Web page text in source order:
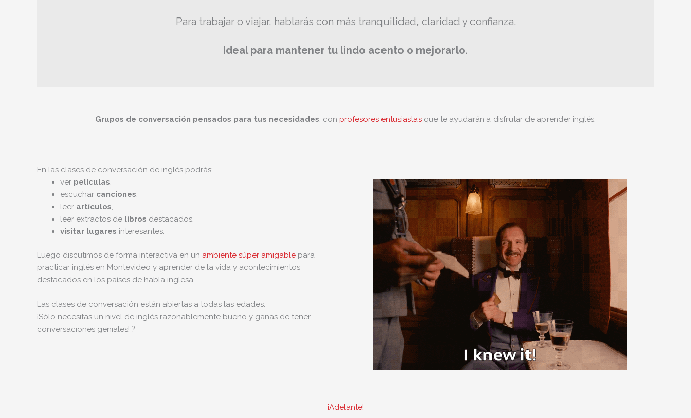
Para trabajar o viajar, hablarás con más tranquilidad, claridad y confianza.
Ideal para mantener tu lindo acento o mejorarlo.
Grupos de conversación pensados para tus necesidades , con profesores entusiastas que te ayudarán a disfrutar de aprender inglés.
En las clases de conversación de inglés podrás:
ver películas
escuchar canciones
leer artículos
leer extractos de libros destacados,
visitar lugares interesantes.
Luego discutimos de forma interactiva en un ambiente súper amigable para
practicar inglés en Montevideo y aprender de la vida y acontecimientos
destacados en los países de habla inglesa.
Las clases de conversación están abiertas a todas las edades.
¡Sólo necesitas un nivel de inglés razonablemente bueno y ganas de tener
conversaciones geniales! ?
¡Adelante!